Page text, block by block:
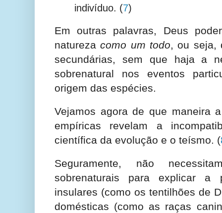
indivíduo. (7)
Em outras palavras, Deus
naturezacomo um todo, ou seja,
secundárias, sem que haja a
sobrenatural nos eventos
origem das espécies.
Vejamos agora de que maneira
empíricas revelam a
científica da evolução e o teísmo. (
Seguramente, não
sobrenaturais para explicar a
insulares (como os tentilhões de
domésticas (como as raças